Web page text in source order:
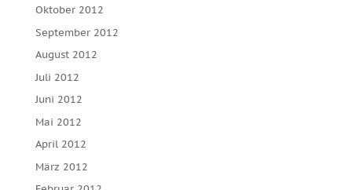
Oktober 2012
September 2012
August 2012
Juli 2012
Juni 2012
Mai 2012
April 2012
März 2012